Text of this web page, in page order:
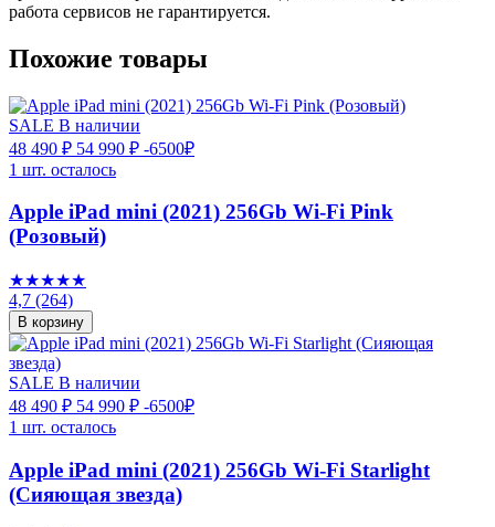
работа сервисов не гарантируется.
Похожие товары
SALE В наличии
48 490 ₽ 54 990 ₽ -6500₽
1 шт. осталось
Apple iPad mini (2021) 256Gb Wi-Fi Pink
(Розовый)
★★★★★
4,7 (264)
В корзину
SALE В наличии
48 490 ₽ 54 990 ₽ -6500₽
1 шт. осталось
Apple iPad mini (2021) 256Gb Wi-Fi Starlight
(Сияющая звезда)